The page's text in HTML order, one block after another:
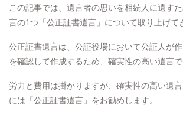
この記事では、遺言者の思いを相続人に遺す
言の1つ「公正証書遺言」について取り上げて
公正証書遺言は、公証役場において公証人が
を確認して作成するため、確実性の高い遺言で
労力と費用は掛かりますが、確実性の高い遺
には「公正証書遺言」をお勧めします。